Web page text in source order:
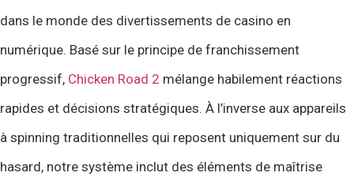
dans le monde des divertissements de casino en
numérique. Basé sur le principe de franchissement
progressif, Chicken Road 2 mélange habilement réactions
rapides et décisions stratégiques. À l’inverse aux appareils
à spinning traditionnelles qui reposent uniquement sur du
hasard, notre système inclut des éléments de maîtrise